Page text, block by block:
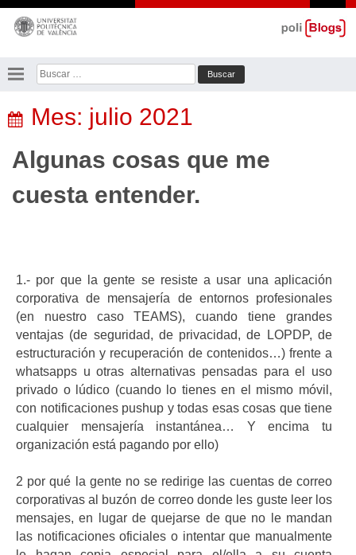
Saltar
contenido
Buscar:
Mes: julio 2021
Algunas cosas que me
cuesta entender.
1.- por que la gente se resiste a usar una aplicación
corporativa de mensajería de entornos profesionales
(en nuestro caso TEAMS), cuando tiene grandes
ventajas (de seguridad, de privacidad, de LOPDP, de
estructuración y recuperación de contenidos…) frente a
whatsapps u otras alternativas pensadas para el uso
privado o lúdico (cuando lo tienes en el mismo móvil,
con notificaciones pushup y todas esas cosas que tiene
cualquier mensajería instantánea… Y encima tu
organización está pagando por ello)
2 por qué la gente no se redirige las cuentas de correo
corporativas al buzón de correo donde les guste leer los
mensajes, en lugar de quejarse de que no le mandan
las notificaciones oficiales o intentar que manualmente